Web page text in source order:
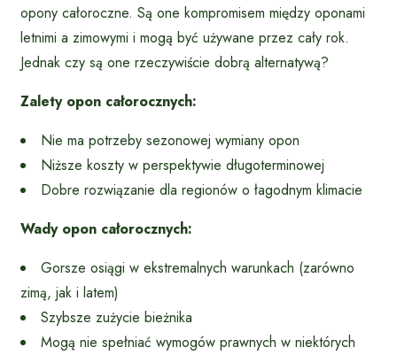
opony całoroczne. Są one kompromisem między oponami
letnimi a zimowymi i mogą być używane przez cały rok.
Jednak czy są one rzeczywiście dobrą alternatywą?
Zalety opon całorocznych:
Nie ma potrzeby sezonowej wymiany opon
Niższe koszty w perspektywie długoterminowej
Dobre rozwiązanie dla regionów o łagodnym klimacie
Wady opon całorocznych:
Gorsze osiągi w ekstremalnych warunkach (zarówno
zimą, jak i latem)
Szybsze zużycie bieżnika
Mogą nie spełniać wymogów prawnych w niektórych